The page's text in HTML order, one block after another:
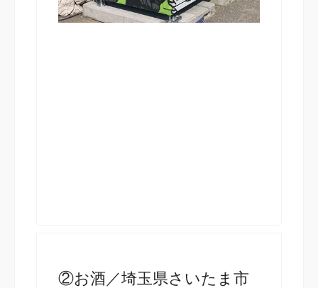
②お酒／埼玉県さいたま市